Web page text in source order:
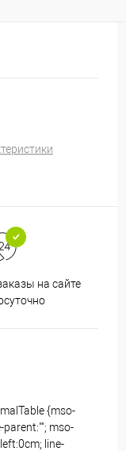
на сайте
{mso-
mso-
line-